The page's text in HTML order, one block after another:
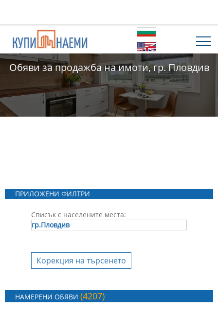
Обяви за продажба на имоти, гр. Пловдив
ПРИЛОЖЕНИ ФИЛТРИ
Списък с населените места:
гр.Пловдив
Корекция на търсенето
НАМЕРЕНИ ОБЯВИ(4207)